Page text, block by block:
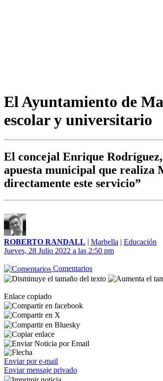
El Ayuntamiento de
escolar y universitario
El concejal Enrique Rodríguez,
apuesta municipal que realiza
directamente este servicio”
ROBERTO RANDALL | Marbella | Educación
Jueves, 28 Julio 2022 a las 2:50 pm
Comentarios
Enlace copiado
Enviar por e-mail
Enviar mensaje privado